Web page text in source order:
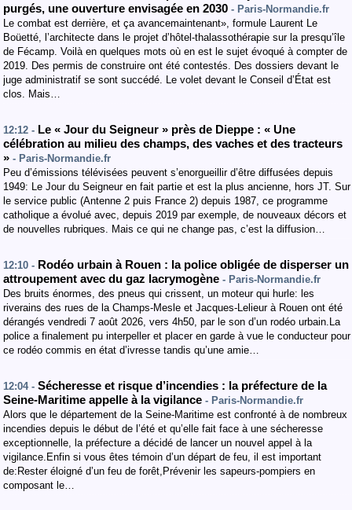
purgés, une ouverture envisagée en 2030 - Paris-Normandie.fr
Le combat est derrière, et ça avancemaintenant», formule Laurent Le
Boüetté, l’architecte dans le projet d’hôtel-thalassothérapie sur la presqu’île
de Fécamp. Voilà en quelques mots où en est le sujet évoqué à compter de
2019. Des permis de construire ont été contestés. Des dossiers devant le
juge administratif se sont succédé. Le volet devant le Conseil d’État est
clos. Mais…
12:12 - Le « Jour du Seigneur » près de Dieppe : « Une
célébration au milieu des champs, des vaches et des tracteurs
» - Paris-Normandie.fr
Peu d’émissions télévisées peuvent s’enorgueillir d’être diffusées depuis
1949: Le Jour du Seigneur en fait partie et est la plus ancienne, hors JT. Sur
le service public (Antenne 2 puis France 2) depuis 1987, ce programme
catholique a évolué avec, depuis 2019 par exemple, de nouveaux décors et
de nouvelles rubriques. Mais ce qui ne change pas, c’est la diffusion…
12:10 - Rodéo urbain à Rouen : la police obligée de disperser un
attroupement avec du gaz lacrymogène - Paris-Normandie.fr
Des bruits énormes, des pneus qui crissent, un moteur qui hurle: les
riverains des rues de la Champs-Mesle et Jacques-Lelieur à Rouen ont été
dérangés vendredi 7 août 2026, vers 4h50, par le son d’un rodéo urbain.La
police a finalement pu interpeller et placer en garde à vue le conducteur pour
ce rodéo commis en état d’ivresse tandis qu’une amie…
12:04 - Sécheresse et risque d’incendies : la préfecture de la
Seine-Maritime appelle à la vigilance - Paris-Normandie.fr
Alors que le département de la Seine-Maritime est confronté à de nombreux
incendies depuis le début de l’été et qu’elle fait face à une sécheresse
exceptionnelle, la préfecture a décidé de lancer un nouvel appel à la
vigilance.Enfin si vous êtes témoin d’un départ de feu, il est important
de:Rester éloigné d’un feu de forêt,Prévenir les sapeurs-pompiers en
composant le…